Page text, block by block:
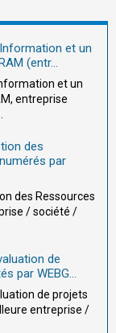
et un
(entr...
et un
entreprise
des
par
des Ressources
/ société /
de
par WEBG...
de projets
entreprise /